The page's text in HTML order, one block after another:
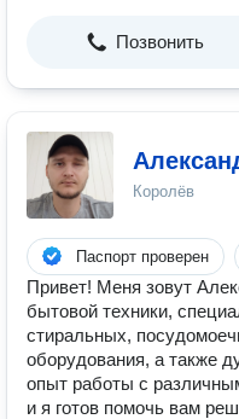
Позвонить
Королёв
Паспорт проверен
Привет! Меня зовут
бытовой техники,
стиральных,
оборудования, а также
опыт работы с
и я готов помочь вам